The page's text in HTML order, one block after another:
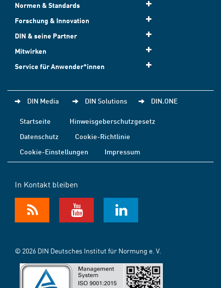
Normen & Standards
Forschung & Innovation
DIN & seine Partner
Mitwirken
Service für Anwender*innen
DIN Media DIN Solutions DIN.ONE
Startseite
Hinweisgeberschutzgesetz
Datenschutz
Cookie-Richtlinie
Cookie-Einstellungen
Impressum
In Kontakt bleiben
© 2026 DIN Deutsches Institut für Normung e. V.